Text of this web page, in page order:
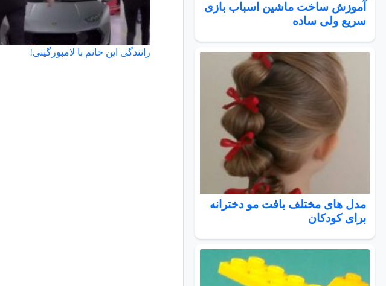
آموزش ساخت ماشین اسباب بازی
سریع ولی ساده
مدل های مختلف بافت مو دخترانه
برای کودکان
رانندگی این خانم با لامبورگینی!